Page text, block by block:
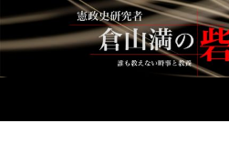
テ
ン
へ